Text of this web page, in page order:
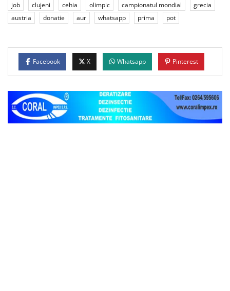
job
clujeni cehia olimpic campionatul mondial
grecia
austria
donatie aur whatsapp prima pot
Facebook X Whatsapp Pinterest